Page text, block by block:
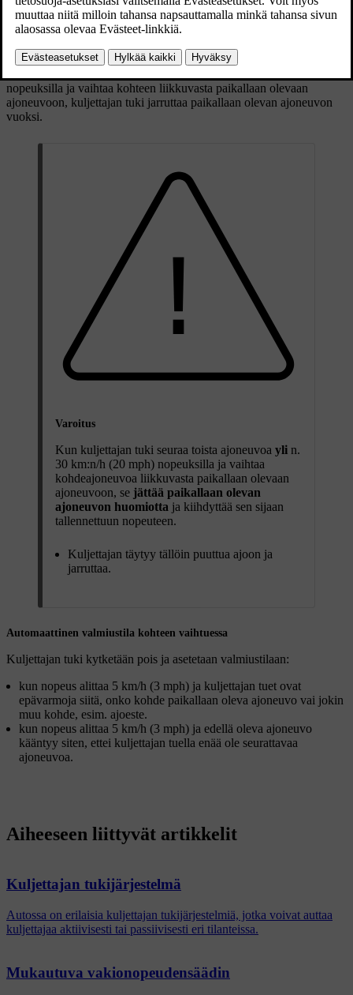
Jos edessä olevan kohdeajoneuvon nopeasti kääntyy,
nopeuksilla ja vaihtaa kohteen liikkuvasta paikallaan olevaan
ajoneuvoon, kuljettajan tuki jarruttaa paikallaan olevan ajoneuvon
vuoksi.
Varoitus
Kun kuljettajan tuki seuraa toista ajoneuvoa yli n.
30 km:n/h (20 mph) nopeuksilla ja vaihtaa
kohdeajoneuvoa liikkuvasta paikallaan olevaan
ajoneuvoon, se jättää paikallaan olevan
ajoneuvon huomiotta ja kiihdyttää sen sijaan
tallennettuun nopeuteen.
Kuljettajan täytyy tällöin puuttua ajoon ja
jarruttaa.
Automaattinen valmiustila kohteen vaihtuessa
Kuljettajan tuki kytketään pois ja asetetaan valmiustilaan:
kun nopeus alittaa 5 km/h (3 mph) ja kuljettajan tuet ovat
epävarmoja siitä, onko kohde paikallaan oleva ajoneuvo vai jokin
muu kohde, esim. ajoeste.
kun nopeus alittaa 5 km/h (3 mph) ja edellä oleva ajoneuvo
kääntyy siten, ettei kuljettajan tuella enää ole seurattavaa
ajoneuvoa.
Aiheeseen liittyvät artikkelit
Kuljettajan tukijärjestelmä
Autossa on erilaisia kuljettajan tukijärjestelmiä, jotka voivat auttaa
kuljettajaa aktiivisesti tai passiivisesti eri tilanteissa.
Mukautuva vakionopeudensäädin